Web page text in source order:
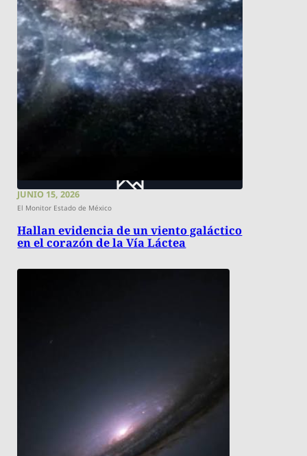
JUNIO 15, 2026
El Monitor Estado de México
Hallan evidencia de un viento galáctico
en el corazón de la Vía Láctea